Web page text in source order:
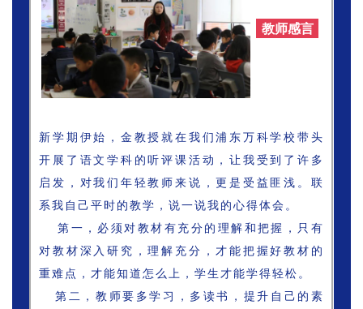
教师感言
新学期伊始，金教授就在我们浦东万科学校带头
开展了语文学科的听评课活动，让我受到了许多
启发，对我们年轻教师来说，更是受益匪浅。联
系我自己平时的教学，说一说我的心得体会。
第一，必须对教材有充分的理解和把握，只有
对教材深入研究，理解充分，才能把握好教材的
重难点，才能知道怎么上，学生才能学得轻松。
第二，教师要多学习，多读书，提升自己的素